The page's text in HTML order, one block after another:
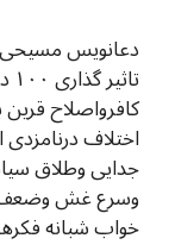
دعانویس مسیحی
کافرواصلاح
اختلاف
جدایی وطلاق
وسرع غش
خواب شبانه